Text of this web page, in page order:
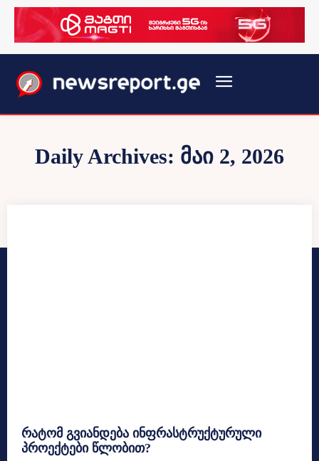
Daily Archives: მაი 2, 2026
რატომ გვიანდება ინფრასტრუქტურული
პროექტები წლობით?